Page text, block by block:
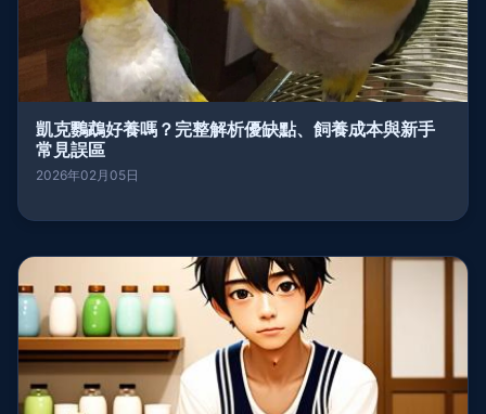
凱克鸚鵡好養嗎？完整解析優缺點、飼養成本與新手
常見誤區
2026年02月05日